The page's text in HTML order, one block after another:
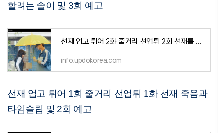
할려는 솔이 및 3회 예고
선재 업고 튀어 2화 줄거리 선업튀 2회 선재를 설득할려는 솔이 및 3회 예고
info.updokorea.com
선재 업고 튀어 1회 줄거리 선업튀 1화 선재 죽음과
타임슬립 및 2회 예고